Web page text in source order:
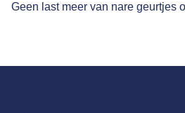
Geen last meer van nare geurtjes